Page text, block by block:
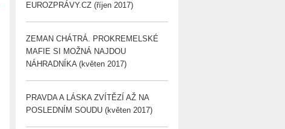
EUROZPRÁVY.CZ (říjen 2017)
ZEMAN CHÁTRÁ. PROKREMELSKÉ
MAFIE SI MOŽNÁ NAJDOU
NÁHRADNÍKA (květen 2017)
PRAVDA A LÁSKA ZVÍTĚZÍ AŽ NA
POSLEDNÍM SOUDU (květen 2017)